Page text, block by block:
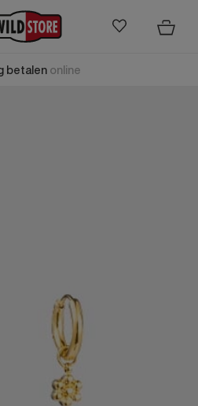
betalenonline